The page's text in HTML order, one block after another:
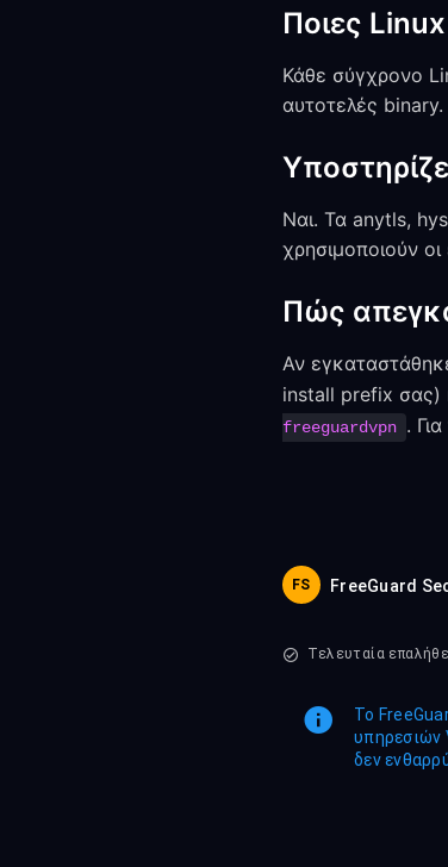
Ποιες
Κάθε σύγχρονο
αυτοτελές
Ναι. Τα anytls,
χρησιμοποιούν
Πώς
Αν
install prefix σας)
freeguardvpn .
FS FreeGuard
Τελευταία
Το
υπηρεσιών
δεν